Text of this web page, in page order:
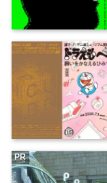
PR